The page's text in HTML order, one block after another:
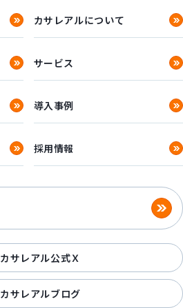
カサレアルについて
サービス
導入事例
採用情報
カサレアル公式Ｘ
カサレアルブログ